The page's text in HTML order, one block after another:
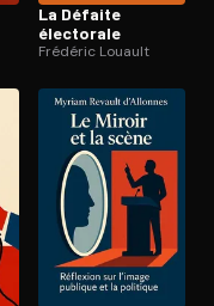
La Défaite
électorale
Frédéric Louault